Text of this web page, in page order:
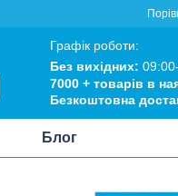
Графік роботи:
Без вихідних:
7000 + товарів в
Безкоштовна
Блог